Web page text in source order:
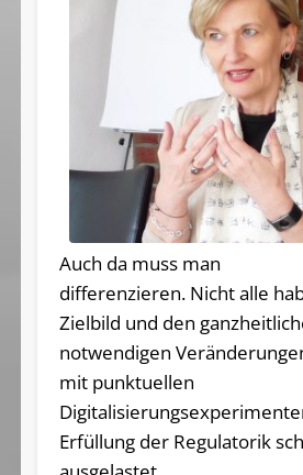
Auch da muss man
differenzieren. Nicht alle
Zielbild und den
notwendigen
mit punktuellen
Erfüllung der Regulatorik